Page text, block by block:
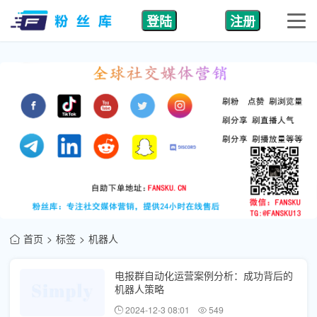
登陆 注册
首页 标签 机器人
电报群自动化运营案例分析：成功背后的
机器人策略
2024-12-3 08:01 549